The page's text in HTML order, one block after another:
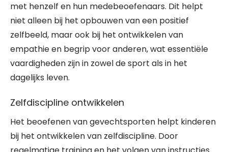
met henzelf en hun medebeoefenaars. Dit helpt
niet alleen bij het opbouwen van een positief
zelfbeeld, maar ook bij het ontwikkelen van
empathie en begrip voor anderen, wat essentiële
vaardigheden zijn in zowel de sport als in het
dagelijks leven.
Zelfdiscipline ontwikkelen
Het beoefenen van gevechtsporten helpt kinderen
bij het ontwikkelen van zelfdiscipline. Door